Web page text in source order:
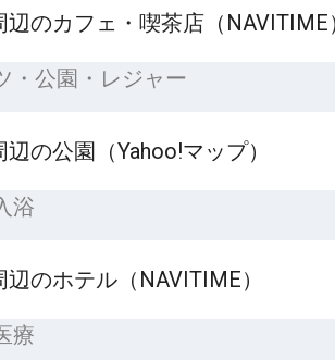
辺のカフェ・喫茶店（NAVITIME
・公園・レジャー
辺の公園（Yahoo!マップ）
浴
辺のホテル（NAVITIME）
療